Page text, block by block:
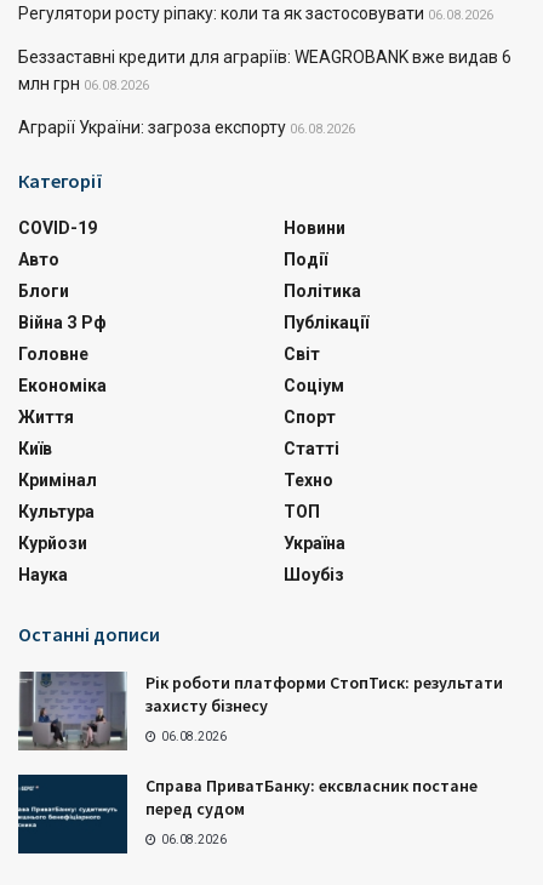
Регулятори росту ріпаку: коли та як застосовувати 06.08.2026
Беззаставні кредити для аграріїв: WEAGROBANK вже видав 6
млн грн 06.08.2026
Аграрії України: загроза експорту 06.08.2026
Категорії
COVID-19
Авто
Блоги
Війна З Рф
Головне
Економіка
Життя
Київ
Кримінал
Культура
Курйози
Наука
Новини
Події
Політика
Публікації
Світ
Соціум
Спорт
Статті
Техно
ТОП
Україна
Шоубіз
Останні дописи
Рік роботи платформи СтопТиск: результати
захисту бізнесу
06.08.2026
Справа ПриватБанку: ексвласник постане
перед судом
06.08.2026